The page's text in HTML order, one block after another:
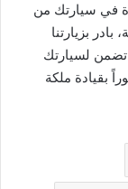
في سيارتك من
بزيارتنا
تضمن لسيارتك
بقيادة ملكة